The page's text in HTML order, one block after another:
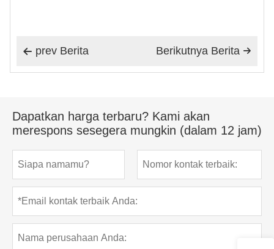
 prev Berita 
Berikutnya Berita
Dapatkan harga terbaru? Kami akan
merespons sesegera mungkin (dalam 12 jam)